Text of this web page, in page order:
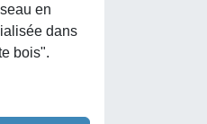
en
dans
bois".